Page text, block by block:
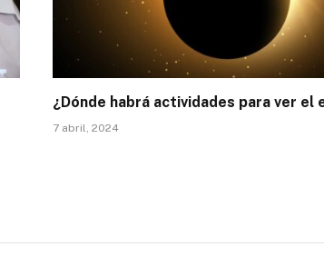
¿Dónde habrá actividades para ver el
7 abril, 2024